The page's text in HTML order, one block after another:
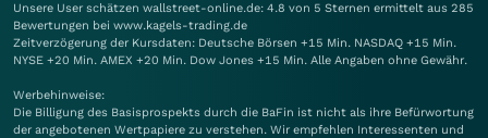
Unsere User schätzen wallstreet-online.de: 4.8 von 5 Sternen ermittelt aus 285
Bewertungen bei www.kagels-trading.de
Zeitverzögerung der Kursdaten: Deutsche Börsen +15 Min. NASDAQ +15 Min.
NYSE +20 Min. AMEX +20 Min. Dow Jones +15 Min. Alle Angaben ohne Gewähr.
Werbehinweise:
Die Billigung des Basisprospekts durch die BaFin ist nicht als ihre Befürwortung
der angebotenen Wertpapiere zu verstehen. Wir empfehlen Interessenten und